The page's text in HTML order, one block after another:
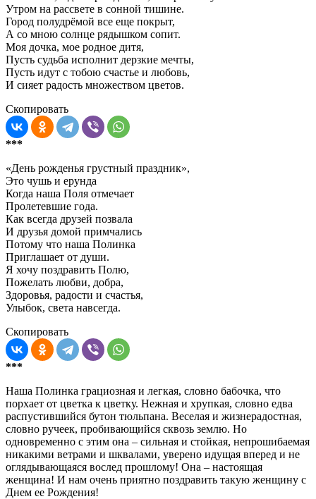
Утром на рассвете в сонной тишине.
Город полудрёмой все еще покрыт,
А со мною солнце рядышком сопит.
Моя дочка, мое родное дитя,
Пусть судьба исполнит дерзкие мечты,
Пусть идут с тобою счастье и любовь,
И сияет радость множеством цветов.
Скопировать
***
«День рожденья грустный праздник»,
Это чушь и ерунда
Когда наша Поля отмечает
Пролетевшие года.
Как всегда друзей позвала
И друзья домой примчались
Потому что наша Полинка
Приглашает от души.
Я хочу поздравить Полю,
Пожелать любви, добра,
Здоровья, радости и счастья,
Улыбок, света навсегда.
Скопировать
***
Наша Полинка грациозная и легкая, словно бабочка, что
порхает от цветка к цветку. Нежная и хрупкая, словно едва
распустившийся бутон тюльпана. Веселая и жизнерадостная,
словно ручеек, пробивающийся сквозь землю. Но
одновременно с этим она – сильная и стойкая, непрошибаемая
никакими ветрами и шквалами, уверено идущая вперед и не
оглядывающаяся вослед прошлому! Она – настоящая
женщина! И нам очень приятно поздравить такую женщину с
Днем ее Рождения!